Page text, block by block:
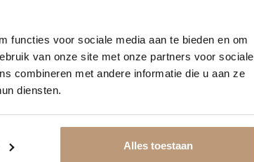
op jouw vloer
direct.
functies voor sociale media aan te bieden en om
van onze site met onze partners voor sociale
combineren met andere informatie die u aan ze
diensten.
Alles toestaan
→